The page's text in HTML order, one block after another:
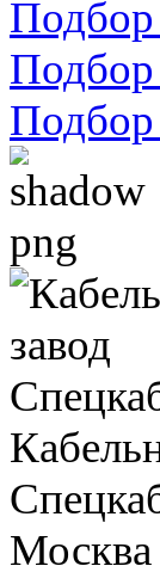
Подбор
Москва